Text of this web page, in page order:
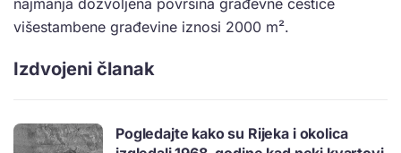
najmanja dozvoljena površina građevne čestice
višestambene građevine iznosi 2000 m².
Izdvojeni članak
Pogledajte kako su Rijeka i okolica